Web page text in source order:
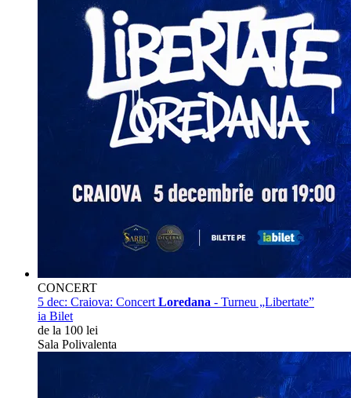
CONCERT
5 dec: Craiova: Concert Loredana - Turneu „Libertate”
ia Bilet
de la 100 lei
Sala Polivalenta